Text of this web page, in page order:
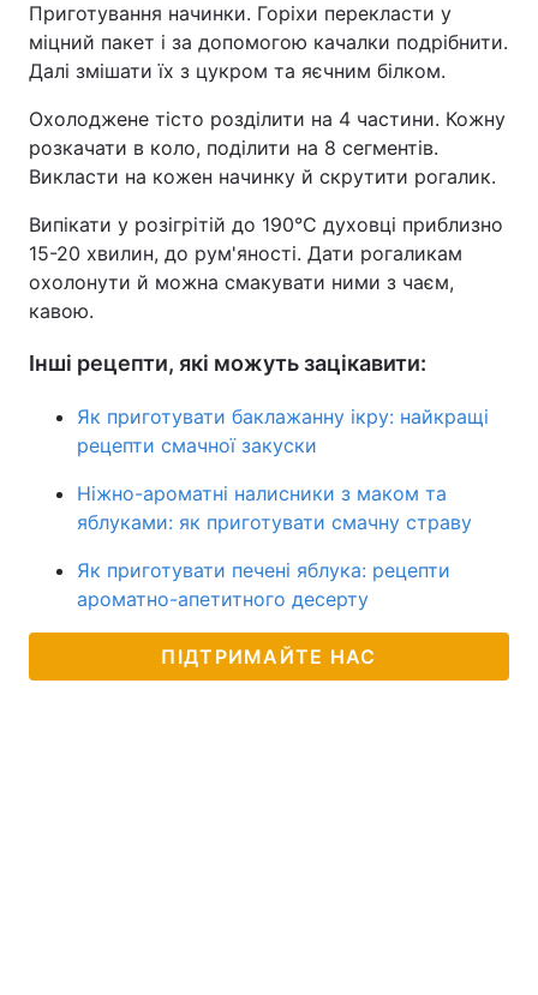
Приготування начинки. Горіхи перекласти у
міцний пакет і за допомогою качалки подрібнити.
Далі змішати їх з цукром та яєчним білком.
Охолоджене тісто розділити на 4 частини. Кожну
розкачати в коло, поділити на 8 сегментів.
Викласти на кожен начинку й скрутити рогалик.
Випікати у розігрітій до 190°C духовці приблизно
15-20 хвилин, до рум'яності. Дати рогаликам
охолонути й можна смакувати ними з чаєм,
кавою.
Інші рецепти, які можуть зацікавити:
Як приготувати баклажанну ікру: найкращі
рецепти смачної закуски
Ніжно-ароматні налисники з маком та
яблуками: як приготувати смачну страву
Як приготувати печені яблука: рецепти
ароматно-апетитного десерту
ПІДТРИМАЙТЕ НАС